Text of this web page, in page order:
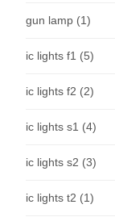
gun lamp (1)
ic lights f1 (5)
ic lights f2 (2)
ic lights s1 (4)
ic lights s2 (3)
ic lights t2 (1)